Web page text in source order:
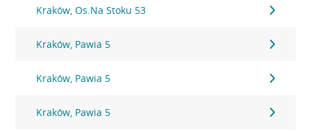
Kraków, Os.Na Stoku 53
Kraków, Pawia 5
Kraków, Pawia 5
Kraków, Pawia 5